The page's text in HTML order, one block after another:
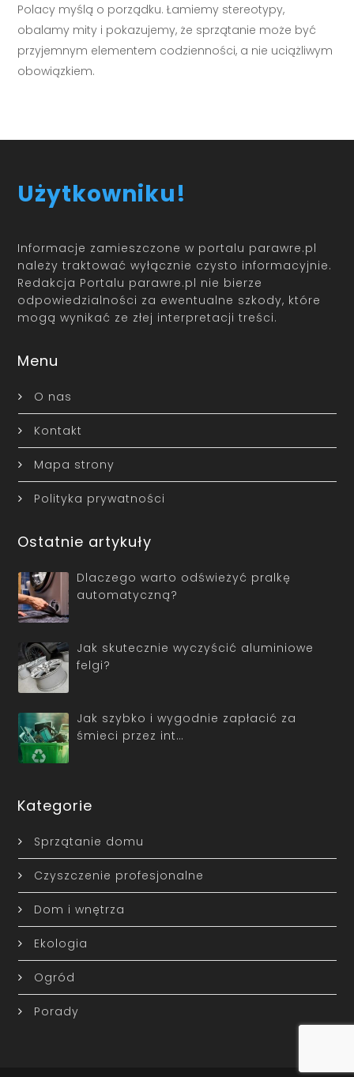
Polacy myślą o porządku. Łamiemy stereotypy,
obalamy mity i pokazujemy, że sprzątanie może być
przyjemnym elementem codzienności, a nie uciążliwym
obowiązkiem.
Użytkowniku!
Informacje zamieszczone w portalu parawre.pl
należy traktować wyłącznie czysto informacyjnie.
Redakcja Portalu parawre.pl nie bierze
odpowiedzialności za ewentualne szkody, które
mogą wynikać ze złej interpretacji treści.
Menu
O nas
Kontakt
Mapa strony
Polityka prywatności
Ostatnie artykuły
Dlaczego warto odświeżyć pralkę
automatyczną?
Jak skutecznie wyczyścić aluminiowe
felgi?
Jak szybko i wygodnie zapłacić za
śmieci przez int…
Kategorie
Sprzątanie domu
Czyszczenie profesjonalne
Dom i wnętrza
Ekologia
Ogród
Porady